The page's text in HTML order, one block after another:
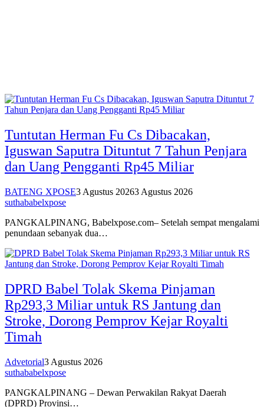
Tuntutan Herman Fu Cs Dibacakan,
Iguswan Saputra Dituntut 7 Tahun Penjara
dan Uang Pengganti Rp45 Miliar
BATENG XPOSE3 Agustus 20263 Agustus 2026
suthababelxpose
PANGKALPINANG, Babelxpose.com– Setelah sempat mengalami
penundaan sebanyak dua…
DPRD Babel Tolak Skema Pinjaman
Rp293,3 Miliar untuk RS Jantung dan
Stroke, Dorong Pemprov Kejar Royalti
Timah
Advetorial3 Agustus 2026
suthababelxpose
PANGKALPINANG – Dewan Perwakilan Rakyat Daerah
(DPRD) Provinsi…